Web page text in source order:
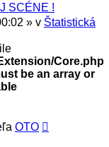
SCÉNE !
» v Štatistická
Core.php
be an array or
OTO